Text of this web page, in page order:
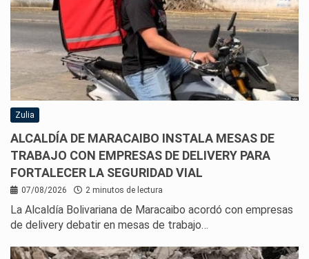
Zulia
ALCALDÍA DE MARACAIBO INSTALA MESAS DE
TRABAJO CON EMPRESAS DE DELIVERY PARA
FORTALECER LA SEGURIDAD VIAL
07/08/2026 2 minutos de lectura
La Alcaldía Bolivariana de Maracaibo acordó con empresas
de delivery debatir en mesas de trabajo…